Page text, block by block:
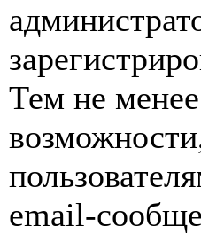
Тем не
email-